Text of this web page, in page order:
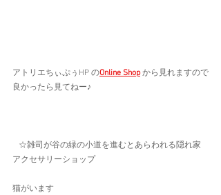
アトリエちぃぷぅHP のOnline Shop から見れますので
良かったら見てねー♪
アクセサリーショップ
猫がいます